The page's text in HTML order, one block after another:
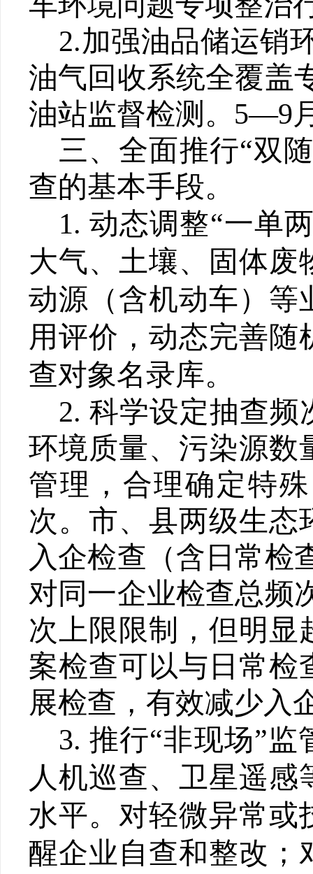
2.加强油品储运销
油气回收系统全覆盖
油站监督检测。 5—9
三、全面推行“双
查的基本手段。
1.动态调整“一单
大气、土壤、固体废
动源（含机动车）等
用评价，动态完善
查对象名录库。
2. 科学设定抽查频
环境质量、污染源数
管理，合理确定特
次。市、县两级生态
入企检查（含日常检
对同一企业检查总频
次上限限制，但明显
案检查可以与日常检
展检查，有效减少入
3.推行“非现场”监
人机巡查、卫星遥
水平。对轻微异常或
醒企业自查和整改；